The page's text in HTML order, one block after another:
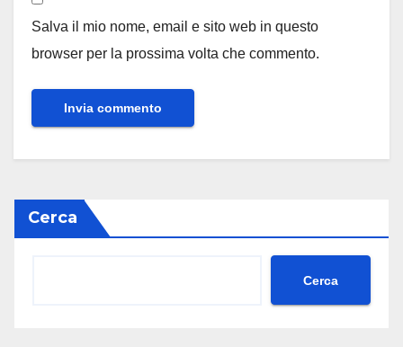
Salva il mio nome, email e sito web in questo
browser per la prossima volta che commento.
Cerca
Cerca